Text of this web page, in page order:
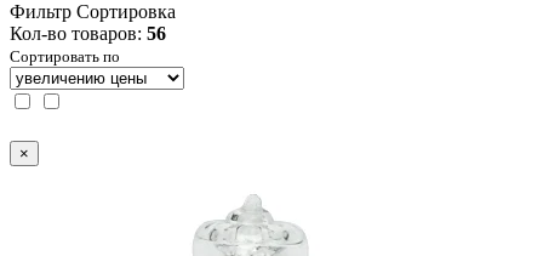
Фильтр Сортировка
Кол-во товаров: 56
Сортировать по
×